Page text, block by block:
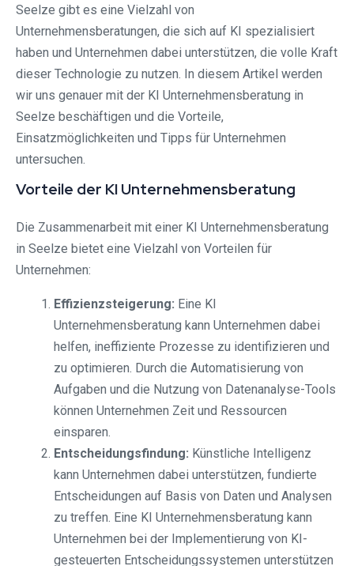
Seelze gibt es eine Vielzahl von
Unternehmensberatungen, die sich auf KI spezialisiert
haben und Unternehmen dabei unterstützen, die volle Kraft
dieser Technologie zu nutzen. In diesem Artikel werden
wir uns genauer mit der KI Unternehmensberatung in
Seelze beschäftigen und die Vorteile,
Einsatzmöglichkeiten und Tipps für Unternehmen
untersuchen.
Vorteile der KI Unternehmensberatung
Die Zusammenarbeit mit einer KI Unternehmensberatung
in Seelze bietet eine Vielzahl von Vorteilen für
Unternehmen:
Effizienzsteigerung: Eine KI
Unternehmensberatung kann Unternehmen dabei
helfen, ineffiziente Prozesse zu identifizieren und
zu optimieren. Durch die Automatisierung von
Aufgaben und die Nutzung von Datenanalyse-Tools
können Unternehmen Zeit und Ressourcen
einsparen.
Entscheidungsfindung: Künstliche Intelligenz
kann Unternehmen dabei unterstützen, fundierte
Entscheidungen auf Basis von Daten und Analysen
zu treffen. Eine KI Unternehmensberatung kann
Unternehmen bei der Implementierung von KI-
gesteuerten Entscheidungssystemen unterstützen